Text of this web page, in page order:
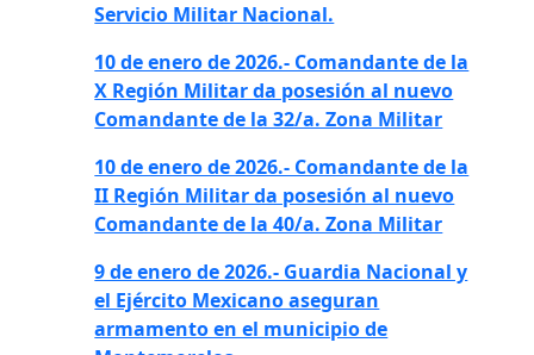
Servicio Militar Nacional.
10 de enero de 2026.- Comandante de la
X Región Militar da posesión al nuevo
Comandante de la 32/a. Zona Militar
10 de enero de 2026.- Comandante de la
II Región Militar da posesión al nuevo
Comandante de la 40/a. Zona Militar
9 de enero de 2026.- Guardia Nacional y
el Ejército Mexicano aseguran
armamento en el municipio de